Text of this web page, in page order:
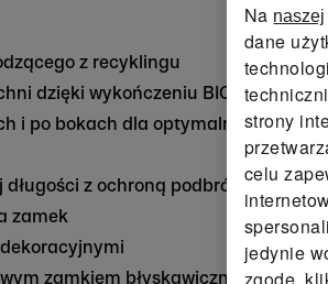
z recyklingu
dzięki wykończeniu BIONIC-
i po bokach dla optymalnej
długości z ochroną podbródka
zamek
zamkiem błyskawicznym marki
Na naszej
dane
strony
celu
jedynie
zgodę,